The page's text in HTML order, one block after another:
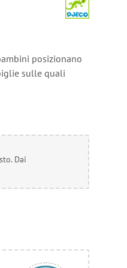
posizionano
sulle quali
Dai